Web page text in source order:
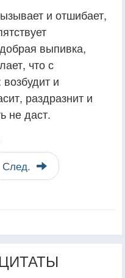
и отшибает,
выпивка,
что с
и
раздразнит и
не даст.
След.